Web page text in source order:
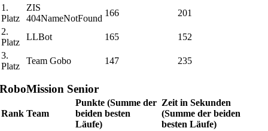
1.
Platz
ZIS
404NameNotFound
166
201
2.
Platz
LLBot 165
152
3.
Platz
Team Gobo 147 235
RoboMission Senior
Rank Team
Punkte (Summe der
beiden besten
Läufe)
Zeit in Sekunden
(Summe der beiden
besten Läufe)